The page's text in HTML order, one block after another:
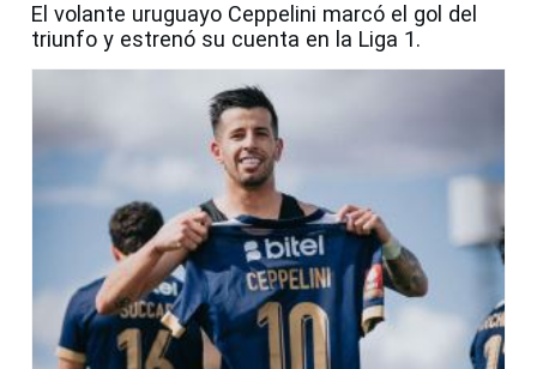
El volante uruguayo Ceppelini marcó el gol del
triunfo y estrenó su cuenta en la Liga 1.